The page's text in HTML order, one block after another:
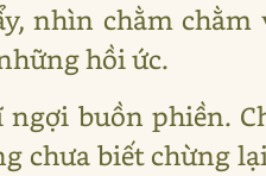
nhìn chằm
hồi ức.
buồn phiền.
chưa biết chừng